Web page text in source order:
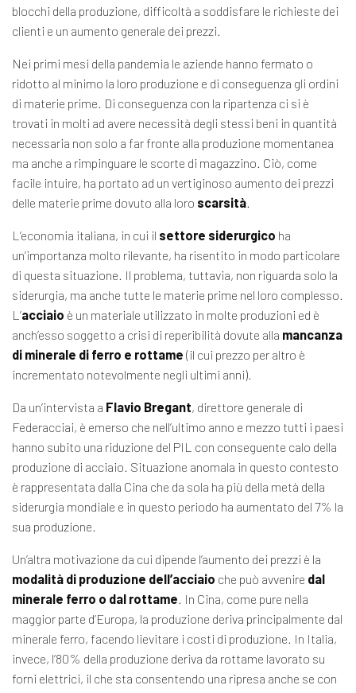
blocchi della produzione, difficoltà a soddisfare le richieste dei
clienti e un aumento generale dei prezzi.
Nei primi mesi della pandemia le aziende hanno fermato o
ridotto al minimo la loro produzione e di conseguenza gli ordini
di materie prime. Di conseguenza con la ripartenza ci si è
trovati in molti ad avere necessità degli stessi beni in quantità
necessaria non solo a far fronte alla produzione momentanea
ma anche a rimpinguare le scorte di magazzino. Ciò, come
facile intuire, ha portato ad un vertiginoso aumento dei prezzi
delle materie prime dovuto alla loro scarsità.
L’economia italiana, in cui il settore siderurgico ha
un’importanza molto rilevante, ha risentito in modo particolare
di questa situazione. Il problema, tuttavia, non riguarda solo la
siderurgia, ma anche tutte le materie prime nel loro complesso.
L’acciaio è un materiale utilizzato in molte produzioni ed è
anch’esso soggetto a crisi di reperibilità dovute alla mancanza
di minerale di ferro e rottame (il cui prezzo per altro è
incrementato notevolmente negli ultimi anni).
Da un’intervista a Flavio Bregant, direttore generale di
Federacciai, è emerso che nell’ultimo anno e mezzo tutti i paesi
hanno subito una riduzione del PIL con conseguente calo della
produzione di acciaio. Situazione anomala in questo contesto
è rappresentata dalla Cina che da sola ha più della metà della
siderurgia mondiale e in questo periodo ha aumentato del 7% la
sua produzione.
Un’altra motivazione da cui dipende l’aumento dei prezzi è la
modalità di produzione dell’acciaio che può avvenire dal
minerale ferro o dal rottame. In Cina, come pure nella
maggior parte d’Europa, la produzione deriva principalmente dal
minerale ferro, facendo lievitare i costi di produzione. In Italia,
invece, l’80% della produzione deriva da rottame lavorato su
forni elettrici, il che sta consentendo una ripresa anche se con